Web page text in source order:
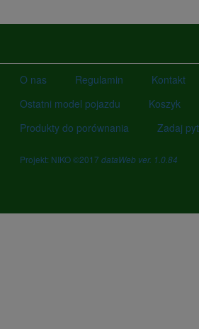
O nas Regulamin Kontakt
Ostatni model pojazdu
Koszyk
Produkty do porównania
Zadaj
Projekt: NIKO ©2017 dataWeb ver. 1.0.84